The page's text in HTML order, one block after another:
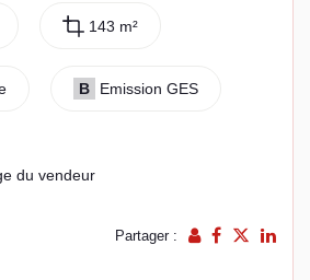
143 m²
B Emission GES
du vendeur
Partager :